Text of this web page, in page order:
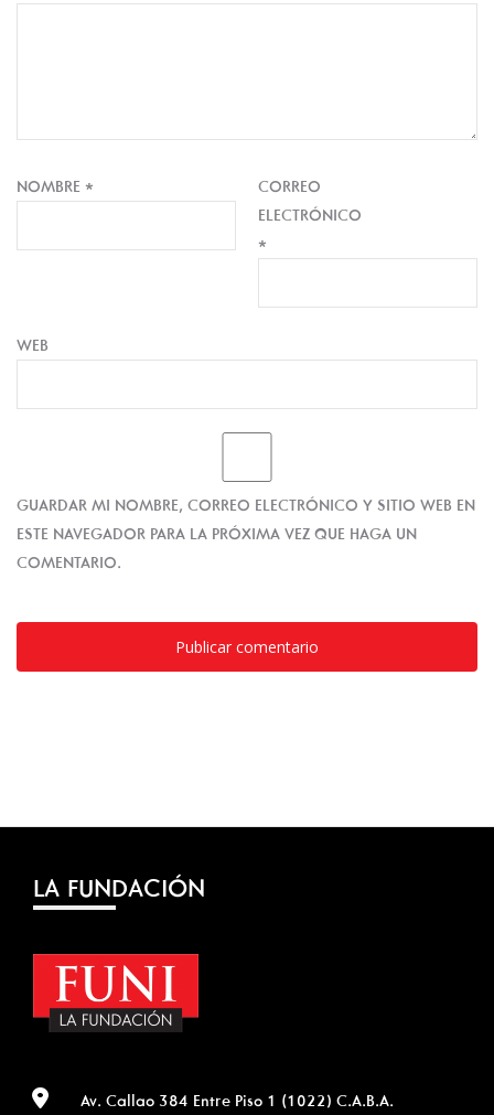
NOMBRE *
CORREO
ELECTRÓNICO
*
WEB
GUARDAR MI NOMBRE, CORREO ELECTRÓNICO Y SITIO WEB EN
ESTE NAVEGADOR PARA LA PRÓXIMA VEZ QUE HAGA UN
COMENTARIO.
LA FUNDACIÓN
Av. Callao 384 Entre Piso 1 (1022) C.A.B.A.